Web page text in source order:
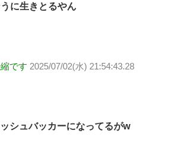
に生きとるやん
です 2025/07/02(水) 21:54:43.28
シュバッカーになってるがw